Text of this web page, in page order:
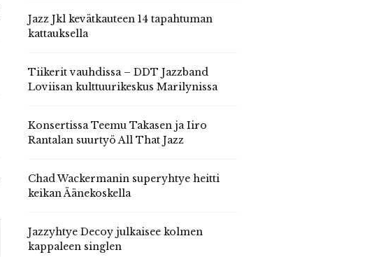
Jazz Jkl kevätkauteen 14 tapahtuman
kattauksella
Tiikerit vauhdissa – DDT Jazzband
Loviisan kulttuurikeskus Marilynissa
Konsertissa Teemu Takasen ja Iiro
Rantalan suurtyö All That Jazz
Chad Wackermanin superyhtye heitti
keikan Äänekoskella
Jazzyhtye Decoy julkaisee kolmen
kappaleen singlen